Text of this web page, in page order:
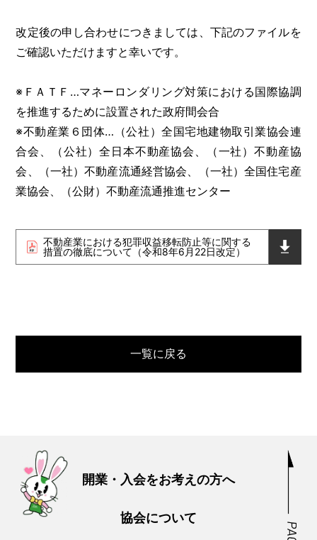
改定後の申し合わせにつきましては、下記のファイルを
ご確認いただけますと幸いです。
※ＦＡＴＦ…マネーロンダリング対策における国際協調
を推進するために設置された政府間会合
※不動産業６団体…（公社）全国宅地建物取引業協会連
合会、（公社）全日本不動産協会、（一社）不動産協
会、（一社）不動産流通経営協会、（一社）全国住宅産
業協会、（公財）不動産流通推進センター
不動産業における犯罪収益移転防止等に関する
措置の徹底について（令和8年6月22日改定）
一覧に戻る
開業・入会をお考えの方へ
協会について